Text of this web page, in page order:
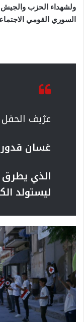
ولشهداء الحزب والجيش
السوري القومي
عرّيف الحفل
غسان
الذي يطرق
ليستولد